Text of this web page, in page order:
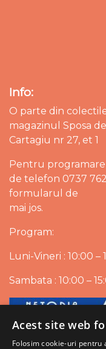
Info:
O parte din
magazinul Sposa
Cartagiu nr 27, et 1
Pentru programare
de telefon 0737
formularul de
mai jos.
Program:
Luni-Vineri : 10:00 –
Sambata : 10:00 –
Acest site web
Folosim cookie-uri